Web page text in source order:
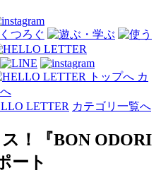
カ
LETTER カテゴリ一覧へ
！『BON ODORI
ート